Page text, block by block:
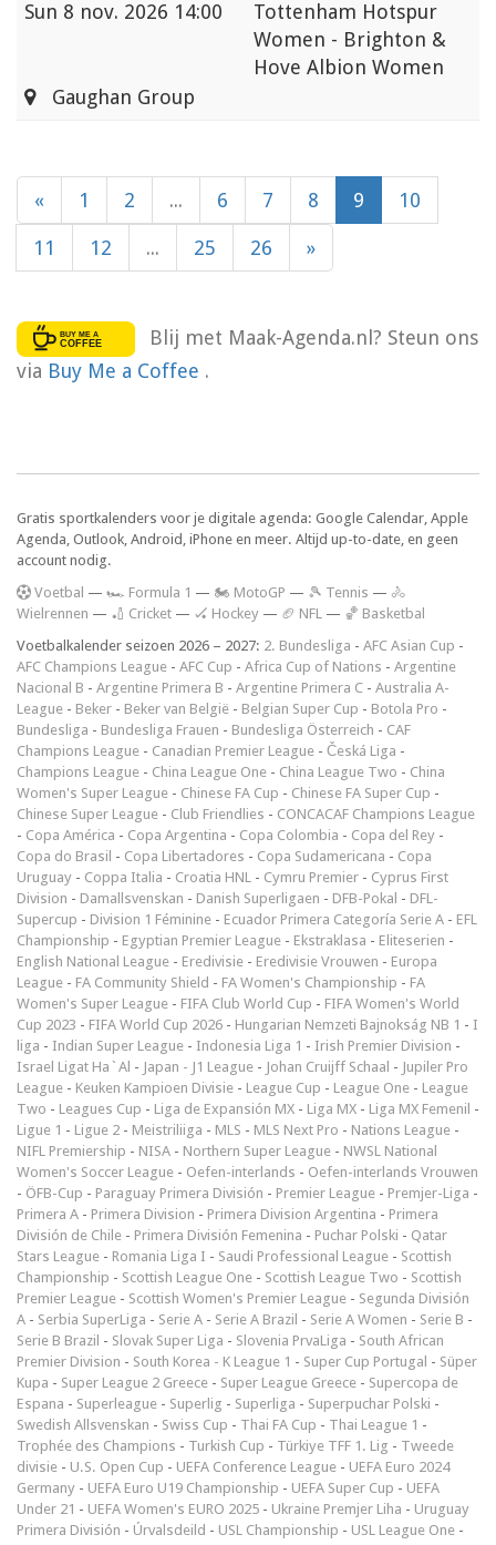
Sun 8 nov. 2026 14:00
Tottenham Hotspur
Women - Brighton &
Hove Albion Women
Gaughan Group
« 1 2 ... 6 7 8 9 10
11 12 ... 25 26 »
Blij met Maak-Agenda.nl? Steun ons
via Buy Me a Coffee .
Gratis sportkalenders voor je digitale agenda: Google Calendar, Apple
Agenda, Outlook, Android, iPhone en meer. Altijd up-to-date, en geen
account nodig.
Voetbal — 🏎️ Formula 1 — 🏍 MotoGP — 🎾 Tennis — 🚴
Wielrennen — 🏏 Cricket — 🏑 Hockey — 🏈 NFL — 🏀 Basketbal
Voetbalkalender seizoen 2026 – 2027: 2. Bundesliga - AFC Asian Cup -
AFC Champions League - AFC Cup - Africa Cup of Nations - Argentine
Nacional B - Argentine Primera B - Argentine Primera C - Australia A-
League - Beker - Beker van België - Belgian Super Cup - Botola Pro -
Bundesliga - Bundesliga Frauen - Bundesliga Österreich - CAF
Champions League - Canadian Premier League - Česká Liga -
Champions League - China League One - China League Two - China
Women's Super League - Chinese FA Cup - Chinese FA Super Cup -
Chinese Super League - Club Friendlies - CONCACAF Champions League
- Copa América - Copa Argentina - Copa Colombia - Copa del Rey -
Copa do Brasil - Copa Libertadores - Copa Sudamericana - Copa
Uruguay - Coppa Italia - Croatia HNL - Cymru Premier - Cyprus First
Division - Damallsvenskan - Danish Superligaen - DFB-Pokal - DFL-
Supercup - Division 1 Féminine - Ecuador Primera Categoría Serie A - EFL
Championship - Egyptian Premier League - Ekstraklasa - Eliteserien -
English National League - Eredivisie - Eredivisie Vrouwen - Europa
League - FA Community Shield - FA Women's Championship - FA
Women's Super League - FIFA Club World Cup - FIFA Women's World
Cup 2023 - FIFA World Cup 2026 - Hungarian Nemzeti Bajnokság NB 1 - I
liga - Indian Super League - Indonesia Liga 1 - Irish Premier Division -
Israel Ligat Ha`Al - Japan - J1 League - Johan Cruijff Schaal - Jupiler Pro
League - Keuken Kampioen Divisie - League Cup - League One - League
Two - Leagues Cup - Liga de Expansión MX - Liga MX - Liga MX Femenil -
Ligue 1 - Ligue 2 - Meistriliiga - MLS - MLS Next Pro - Nations League -
NIFL Premiership - NISA - Northern Super League - NWSL National
Women's Soccer League - Oefen-interlands - Oefen-interlands Vrouwen
- ÖFB-Cup - Paraguay Primera División - Premier League - Premjer-Liga -
Primera A - Primera Division - Primera Division Argentina - Primera
División de Chile - Primera División Femenina - Puchar Polski - Qatar
Stars League - Romania Liga I - Saudi Professional League - Scottish
Championship - Scottish League One - Scottish League Two - Scottish
Premier League - Scottish Women's Premier League - Segunda División
A - Serbia SuperLiga - Serie A - Serie A Brazil - Serie A Women - Serie B -
Serie B Brazil - Slovak Super Liga - Slovenia PrvaLiga - South African
Premier Division - South Korea - K League 1 - Super Cup Portugal - Süper
Kupa - Super League 2 Greece - Super League Greece - Supercopa de
Espana - Superleague - Superlig - Superliga - Superpuchar Polski -
Swedish Allsvenskan - Swiss Cup - Thai FA Cup - Thai League 1 -
Trophée des Champions - Turkish Cup - Türkiye TFF 1. Lig - Tweede
divisie - U.S. Open Cup - UEFA Conference League - UEFA Euro 2024
Germany - UEFA Euro U19 Championship - UEFA Super Cup - UEFA
Under 21 - UEFA Women's EURO 2025 - Ukraine Premjer Liha - Uruguay
Primera División - Úrvalsdeild - USL Championship - USL League One -